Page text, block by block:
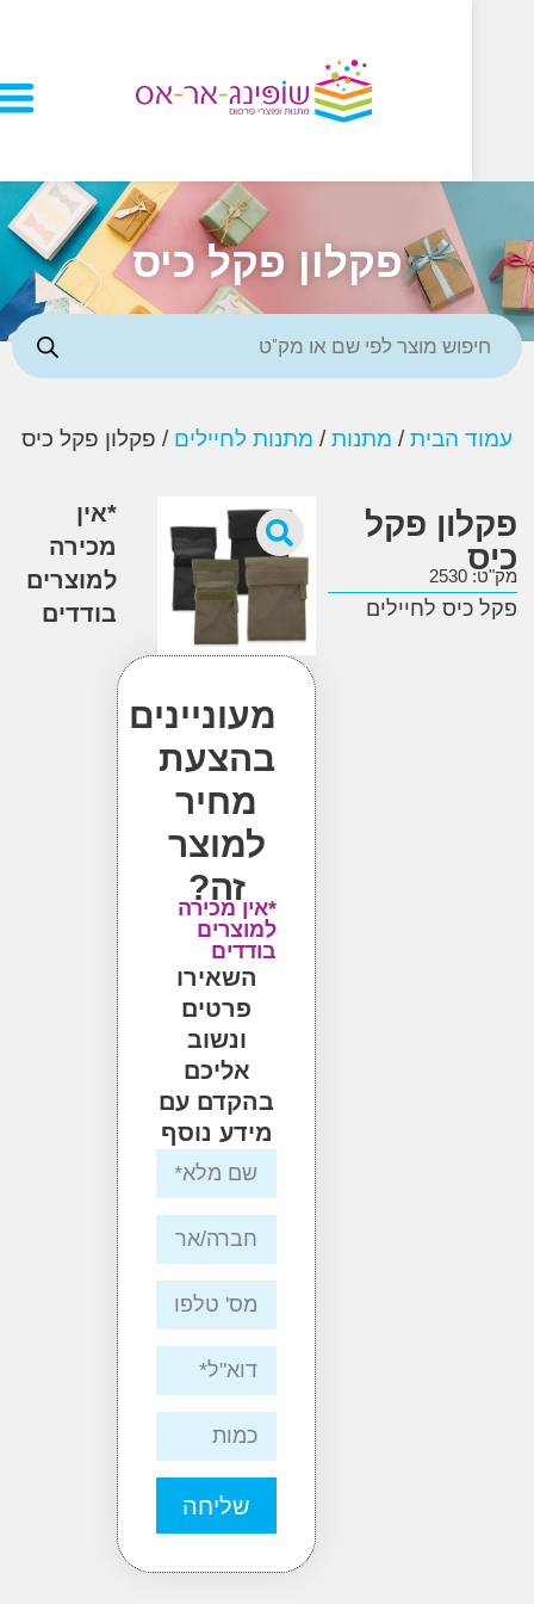
פקלון פקל כיס
הבית/מתנות /מתנות לחיילים/ פקלון פקל כיס
פקל
לחיילים
מעוניינים
בהצעת
מחיר
למוצר
*אין מכירה
למוצרים
בודדים
השאירו
פרטים
אליכם
בהקדם עם
מידע נוסף
שליחה
מכירה
למוצרים
בודדים